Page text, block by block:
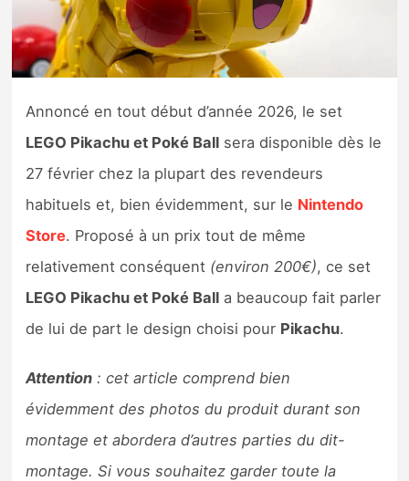
Tests de jeux
Tests d’accessoires
Autres tests
Précommandes
Précommandes jeux Switch 2
Sorties de jeux
Bons plans
Guides
Annoncé en tout début d’année 2026, le set
LEGO Pikachu et Poké Ball sera disponible dès le
27 février chez la plupart des revendeurs
habituels et, bien évidemment, sur le Nintendo
Store. Proposé à un prix tout de même
relativement conséquent (environ 200€), ce set
LEGO Pikachu et Poké Ball a beaucoup fait parler
de lui de part le design choisi pour Pikachu.
Attention : cet article comprend bien
évidemment des photos du produit durant son
montage et abordera d’autres parties du dit-
montage. Si vous souhaitez garder toute la